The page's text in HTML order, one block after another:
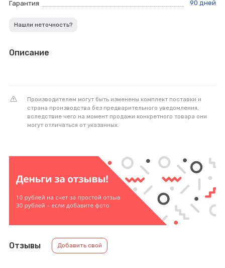
Гарантия
90 дней
Нашли неточность?
Описание
Производителем могут быть изменены комплект поставки и
страна производства без предварительного уведомления,
вследствие чего на момент продажи конкретного товара они
могут отличаться от указанных.
Отзывы Добавить свой